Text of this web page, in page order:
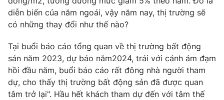
Giải sao mai
Sao
Làm đẹp
Giáo dục
Tuyển sinh
Học trực tuyến
Hitech Công nghệ tương lai
Sản phẩm
Thị trường
Giao lưu trực tuyến
Lịch phát sóng
diễn biến của năm ngoái, vậy năm nay, thị trường sẽ
có những thay đổi như thế nào?
Tại buổi báo cáo tổng quan về thị trường bất động
sản năm 2023, dự báo năm2024, trái với cảnh ảm đạm
hồi đầu năm, buổi báo cáo rất đông nhà người tham
dự, cho thấy thị trường bất động sản đã được quan
tâm trở lại". Hầu hết khách tham dự đến với tâm thế